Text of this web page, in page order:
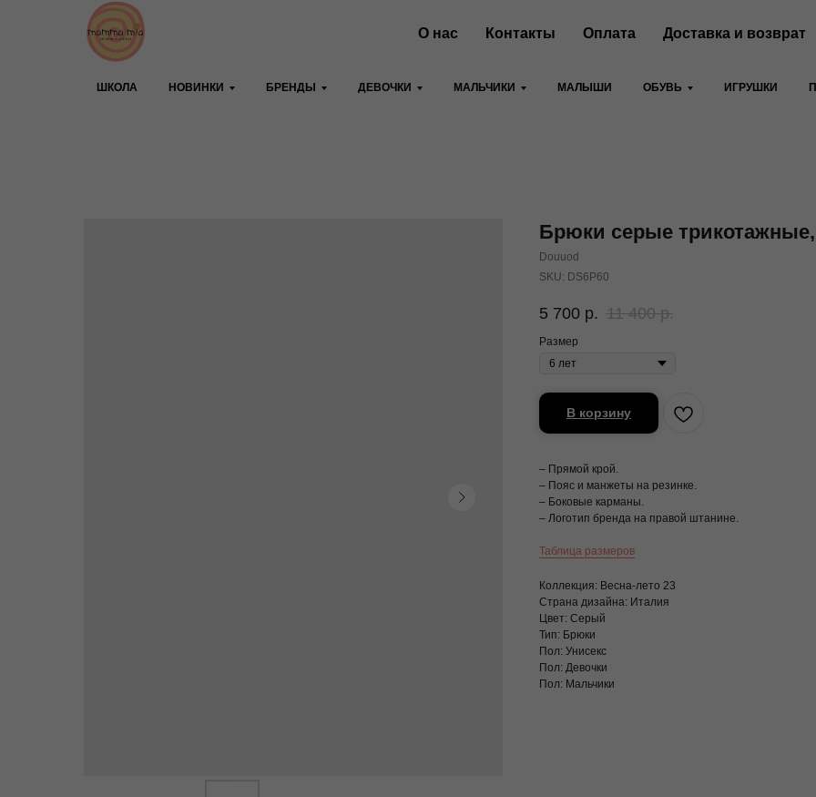
О нас Контакты Оплата Доставка и возврат
ШКОЛА НОВИНКИ БРЕНДЫ ДЕВОЧКИ МАЛЬЧИКИ МАЛЫШИ ОБУВЬ ИГРУШКИ
Брюки серые
Douuod
SKU: DS6P60
5 700 р. 11 400 р.
Размер
В корзину
– Прямой крой.
– Пояс и манжеты на резинке.
– Боковые карманы.
– Логотип бренда на правой штанине.
Таблица размеров
Коллекция: Весна-лето 23
Страна дизайна: Италия
Цвет: Серый
Тип: Брюки
Пол: Унисекс
Пол: Девочки
Пол: Мальчики